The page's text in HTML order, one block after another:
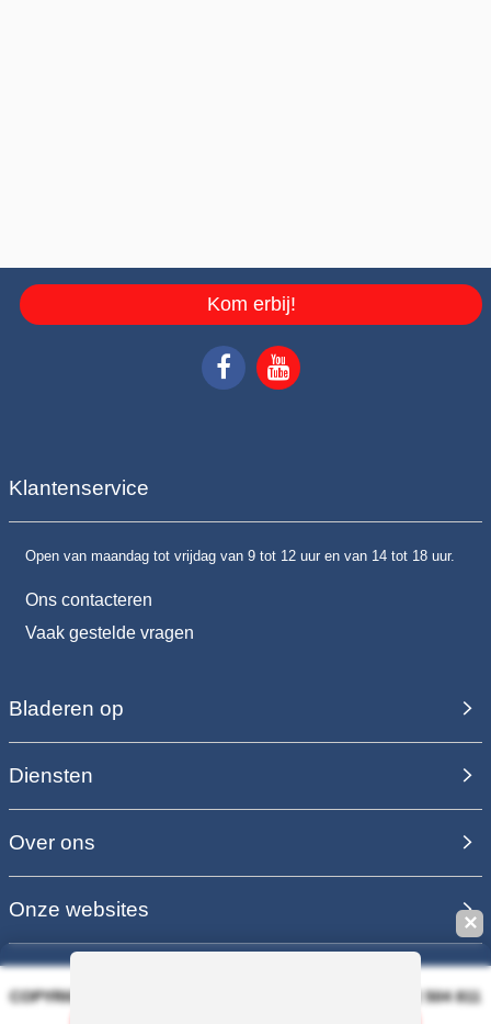
Kom erbij!
Klantenservice
Open van maandag tot vrijdag van 9 tot 12 uur en van 14 tot 18 uur.
Ons contacteren
Vaak gestelde vragen
Bladeren op
Diensten
Over ons
Onze websites
COPYRIGHT 2006 - 2025 - EQUIRODI SAS - R.C.S. DOLE 504 811
✕